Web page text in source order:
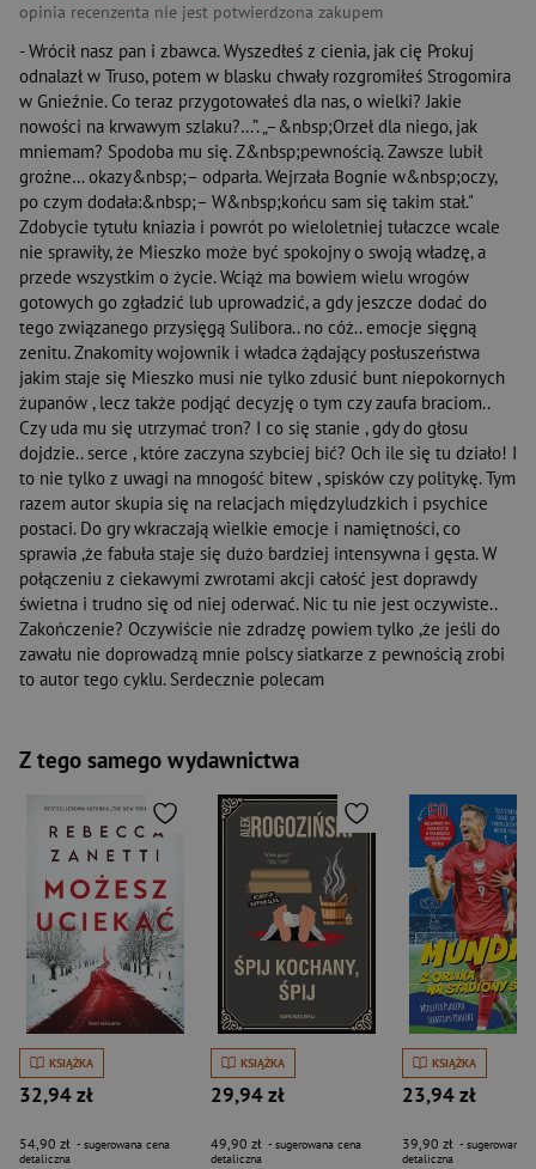
opinia recenzenta nie jest potwierdzona zakupem
- Wrócił nasz pan i zbawca. Wyszedłeś z cienia, jak cię Prokuj
odnalazł w Truso, potem w blasku chwały rozgromiłeś Strogomira
w Gnieźnie. Co teraz przygotowałeś dla nas, o wielki? Jakie
nowości na krwawym szlaku?…”. „–&nbsp;Orzeł dla niego, jak
mniemam? Spodoba mu się. Z&nbsp;pewnością. Za­wsze lubił
groźne… okazy&nbsp;– odparła. Wejrzała Bognie w&nbsp;oczy,
po czym dodała:&nbsp;– W&nbsp;końcu sam się takim stał."
Zdobycie tytułu kniazia i powrót po wieloletniej tułaczce wcale
nie sprawiły, że Mieszko może być spokojny o swoją władzę, a
przede wszystkim o życie. Wciąż ma bowiem wielu wrogów
gotowych go zgładzić lub uprowadzić, a gdy jeszcze dodać do
tego związanego przysięgą Sulibora.. no cóż.. emocje sięgną
zenitu. Znakomity wojownik i władca żądający posłuszeństwa
jakim staje się Mieszko musi nie tylko zdusić bunt niepokornych
żupanów , lecz także podjąć decyzję o tym czy zaufa braciom..
Czy uda mu się utrzymać tron? I co się stanie , gdy do głosu
dojdzie.. serce , które zaczyna szybciej bić? Och ile się tu działo! I
to nie tylko z uwagi na mnogość bitew , spisków czy politykę. Tym
razem autor skupia się na relacjach międzyludzkich i psychice
postaci. Do gry wkraczają wielkie emocje i namiętności, co
sprawia ,że fabuła staje się dużo bardziej intensywna i gęsta. W
połączeniu z ciekawymi zwrotami akcji całość jest doprawdy
świetna i trudno się od niej oderwać. Nic tu nie jest oczywiste..
Zakończenie? Oczywiście nie zdradzę powiem tylko ,że jeśli do
zawału nie doprowadzą mnie polscy siatkarze z pewnością zrobi
to autor tego cyklu. Serdecznie polecam
Z tego samego wydawnictwa
KSIĄŻKA
32,94 zł
54,90 zł - sugerowana cena
detaliczna
KSIĄŻKA
29,94 zł
49,90 zł - sugerowana cena
detaliczna
KSIĄŻKA
23,94 zł
39,90 zł - sugerowana
detaliczna